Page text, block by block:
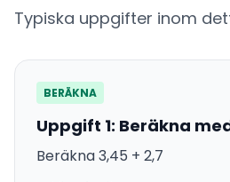
Typiska uppgifter inom
BERÄKNA
Uppgift 1: Beräkna
Beräkna 3,45 + 2,7